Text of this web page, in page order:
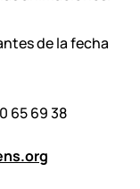
de la fecha
65 69 38